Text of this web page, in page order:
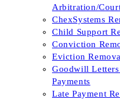
Arbitration/
ChexSystems
Child Support
Conviction
Eviction
Goodwill
Payments
Late Payment